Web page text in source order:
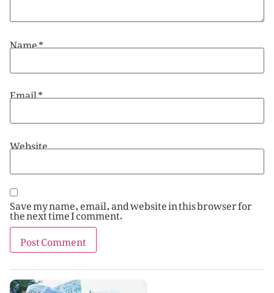
Name*
Email*
Website
Save my name, email, and website in this browser for
the next time I comment.